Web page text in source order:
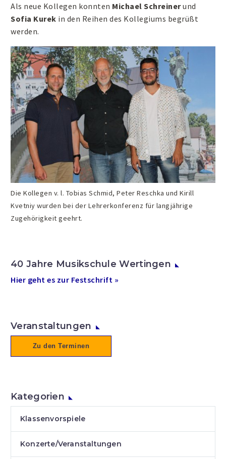
Als neue Kollegen konnten Michael Schreinerund
Sofia Kurek in den Reihen des Kollegiums begrüßt
werden.
Die Kollegen v. l. Tobias Schmid, Peter Reschka und Kirill
Kvetniy wurden bei der Lehrerkonferenz für langjährige
Zugehörigkeit geehrt.
40 Jahre Musikschule Wertingen
Hier geht es zur Festschrift »
Veranstaltungen
Zu den Terminen
Kategorien
Klassenvorspiele
Konzerte/Veranstaltungen